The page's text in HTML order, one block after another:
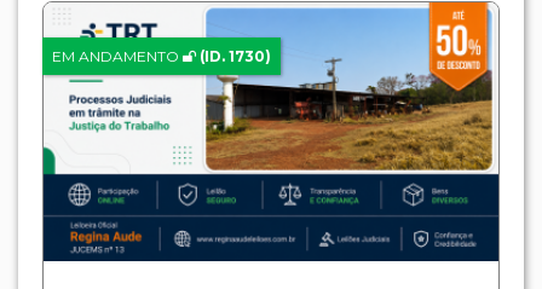
EM ANDAMENTO (ID. 1730)